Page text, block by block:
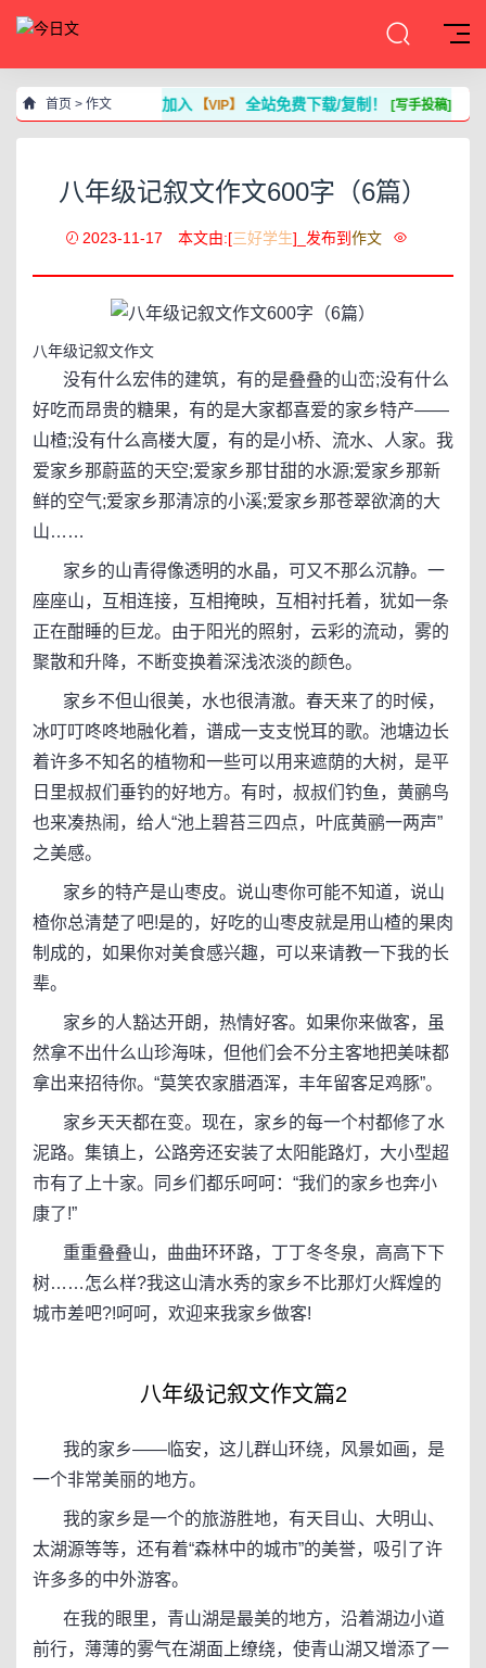
首页 > 作文 加入 【VIP】全站免费下载/复制！[写手投稿]
八年级记叙文作文600字（6篇）
2023-11-17 本文由:[三好学生]_发布到 作文
八年级记叙文作文
没有什么宏伟的建筑，有的是叠叠的山峦;没有什么
好吃而昂贵的糖果，有的是大家都喜爱的家乡特产——
山楂;没有什么高楼大厦，有的是小桥、流水、人家。我
爱家乡那蔚蓝的天空;爱家乡那甘甜的水源;爱家乡那新
鲜的空气;爱家乡那清凉的小溪;爱家乡那苍翠欲滴的大
山……
家乡的山青得像透明的水晶，可又不那么沉静。一
座座山，互相连接，互相掩映，互相衬托着，犹如一条
正在酣睡的巨龙。由于阳光的照射，云彩的流动，雾的
聚散和升降，不断变换着深浅浓淡的颜色。
家乡不但山很美，水也很清澈。春天来了的时候，
冰叮叮咚咚地融化着，谱成一支支悦耳的歌。池塘边长
着许多不知名的植物和一些可以用来遮荫的大树，是平
日里叔叔们垂钓的好地方。有时，叔叔们钓鱼，黄鹂鸟
也来凑热闹，给人“池上碧苔三四点，叶底黄鹂一两声”
之美感。
家乡的特产是山枣皮。说山枣你可能不知道，说山
楂你总清楚了吧!是的，好吃的山枣皮就是用山楂的果肉
制成的，如果你对美食感兴趣，可以来请教一下我的长
辈。
家乡的人豁达开朗，热情好客。如果你来做客，虽
然拿不出什么山珍海味，但他们会不分主客地把美味都
拿出来招待你。“莫笑农家腊酒浑，丰年留客足鸡豚”。
家乡天天都在变。现在，家乡的每一个村都修了水
泥路。集镇上，公路旁还安装了太阳能路灯，大小型超
市有了上十家。同乡们都乐呵呵：“我们的家乡也奔小
康了!”
重重叠叠山，曲曲环环路，丁丁冬冬泉，高高下下
树……怎么样?我这山清水秀的家乡不比那灯火辉煌的
城市差吧?!呵呵，欢迎来我家乡做客!
八年级记叙文作文篇2
我的家乡——临安，这儿群山环绕，风景如画，是
一个非常美丽的地方。
我的家乡是一个的旅游胜地，有天目山、大明山、
太湖源等等，还有着“森林中的城市”的美誉，吸引了许
许多多的中外游客。
在我的眼里，青山湖是最美的地方，沿着湖边小道
前行，薄薄的雾气在湖面上缭绕，使青山湖又增添了一